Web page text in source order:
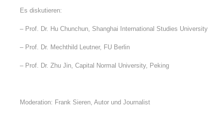
Es diskutieren:
– Prof. Dr. Hu Chunchun, Shanghai International Studies University
– Prof. Dr. Mechthild Leutner, FU Berlin
– Prof. Dr. Zhu Jin, Capital Normal University, Peking
Moderation: Frank Sieren, Autor und Journalist